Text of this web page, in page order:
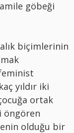
göbeği
biçimlerinin
yıldır iki
ortak
öngören
olduğu bir